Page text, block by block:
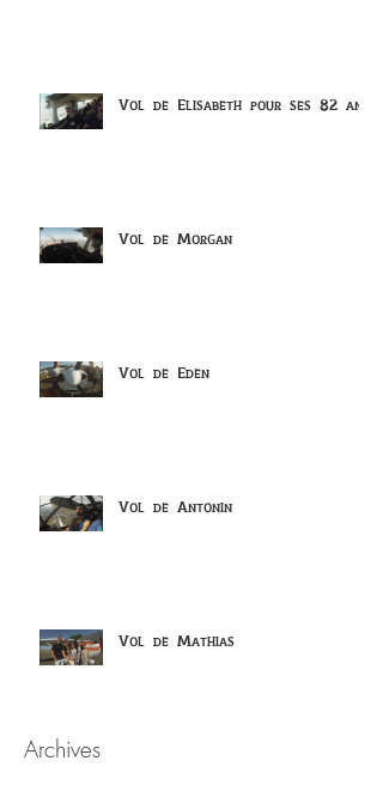
Vol de Elisabeth pour ses 82 ans
Vol de Morgan
Vol de Eden
Vol de Antonin
Vol de Mathias
Archives